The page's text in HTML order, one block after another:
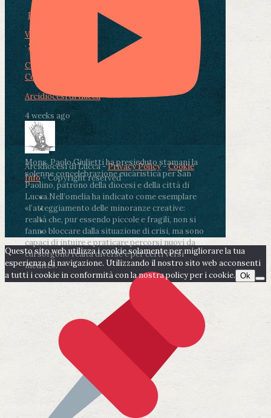
Photo
View on Facebook
· Share
Condividi su Facebook
Condividi su LinkedIn
Arcidiocesi di Lucca
4 weeks ago
Mons. Paolo Giulietti ha presieduto stamani la
solenne concelebrazione eucaristica per San
Paolino, patrono della diocesi e della città di
Lucca.Nell’omelia ha indicato come esemplare
«l’atteggiamento delle minoranze creative:
realtà che, pur essendo piccole e fragili, non si
fanno bloccare dalla situazione di crisi, ma sono
capaci di intuire e praticare percorsi nuovi da
cui sorgono realtà diverse e per certi versi
inedite».
Arcidiocesi di Lucca -Privacy Policy-Cookie
Info- Copyright reserved
Questo sito web utilizza i cookie solamente per migliorare la tua
esperienza di navigazione. Utilizzando il nostro sito web acconsenti
a tutti i cookie in conformità con la nostra policy per i cookie. Ok